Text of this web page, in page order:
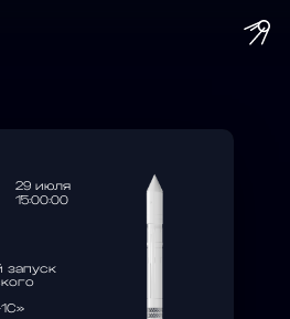
29 июля
15:00:00
запуск